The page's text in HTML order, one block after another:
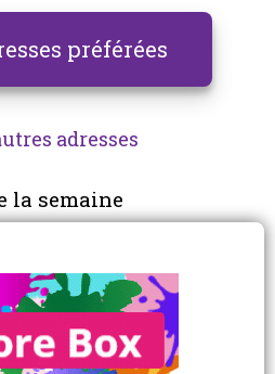
préférées
adresses
la semaine